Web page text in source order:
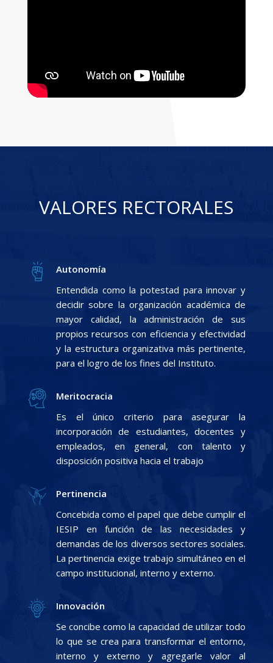
VALORES RECTORALES
Autonomía
Entendida como la potestad para innovar y
decidir sobre la organización académica de
mayor calidad, la administración de sus
propios recursos con eficiencia y efectividad
y la estructura organizativa más pertinente,
para el logro de los fines del Instituto.
Meritocracia
Es el único criterio para asegurar la
incorporación de estudiantes, docentes y
empleados, en general, con talento y
disposición positiva hacia el trabajo
Pertinencia
Concebida como el papel que debe cumplir el
IESIP en función de las necesidades y
demandas de los diversos sectores sociales.
La pertinencia exige trabajo simultáneo en el
campo institucional, interno y externo.
Innovación
Se concibe como la capacidad de utilizar todo
lo que se crea para transformar el entorno,
interno y externo y agregarle valor al